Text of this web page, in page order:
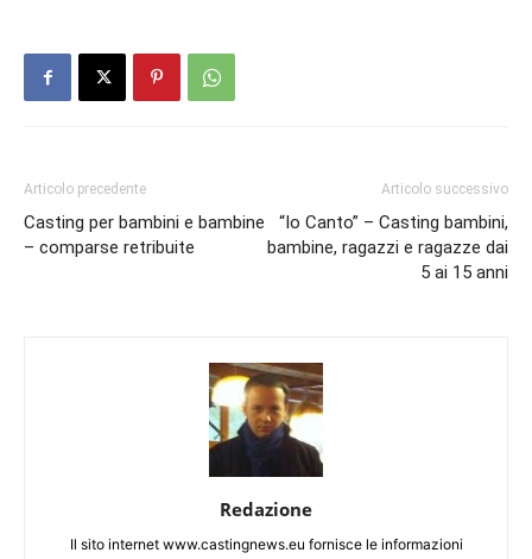
Articolo precedente
Casting per bambini e bambine
– comparse retribuite
Articolo successivo
“Io Canto” – Casting bambini,
bambine, ragazzi e ragazze dai
5 ai 15 anni
Redazione
Il sito internet www.castingnews.eu fornisce le informazioni